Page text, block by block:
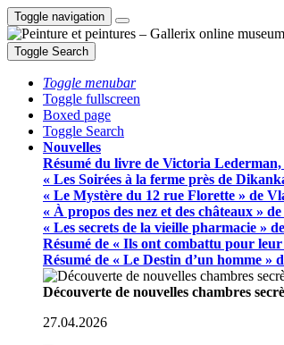
Toggle navigation
Toggle Search
Toggle menubar
Toggle fullscreen
Boxed page
Toggle Search
Nouvelles
Résumé du livre de Victoria
« Les Soirées à la ferme près de
« Le Mystère du 12 rue Florette » de
« À propos des nez et des châteaux »
« Les secrets de la vieille pharmacie »
Résumé de « Ils ont combattu pour
Résumé de « Le Destin d’un homme
Découverte de nouvelles chambres
27.04.2026